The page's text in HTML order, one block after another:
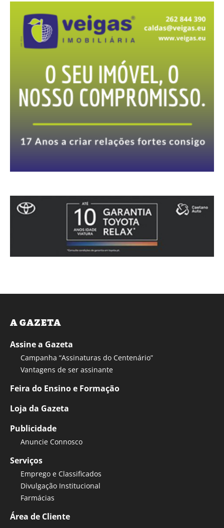
A GAZETA
Assine a Gazeta
Campanha “Assinaturas do Centenário”
Vantagens de ser assinante
Feira do Ensino e Formação
Loja da Gazeta
Publicidade
Anuncie Connosco
Serviços
Emprego e Classificados
Divulgação Institucional
Farmácias
Área de Cliente